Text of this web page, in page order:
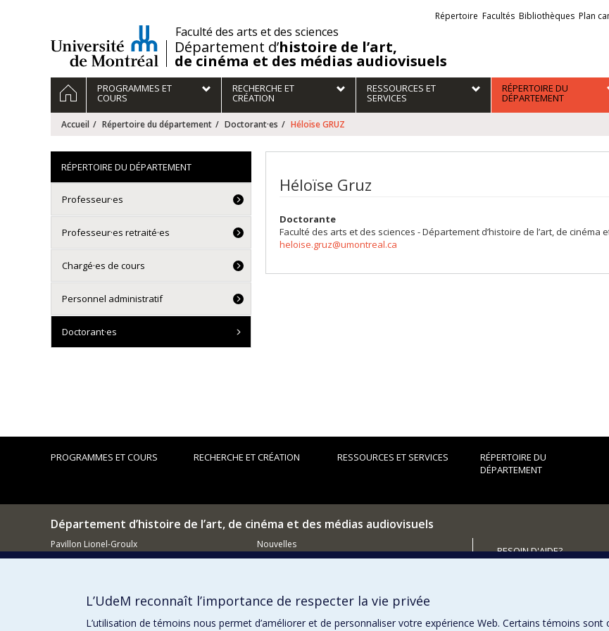
/Faculté des arts et des sciences
Département d’histoire de l’art,
de cinéma et des médias audiovisuels
Liens
externes
Répertoire Facultés Bibliothèques Plan
Navigation
principale
ACCUEILPROGRAMMES ET
COURS
RECHERCHE ET
CRÉATION
RESSOURCES ET
SERVICES
RÉPERTOIRE DU
DÉPARTEMENT
Accueil Répertoire du département Doctorant·es Héloïse GRUZ
Héloïse Gruz
Doctorante
Faculté des arts et des sciences - Département d’histoire de l’art, de cinéma
heloise.gruz@umontreal.ca
RÉPERTOIRE DU DÉPARTEMENT
Professeur·es
Professeur·es retraité·es
Chargé·es de cours
Personnel administratif
Doctorant·es
PROGRAMMES ET COURS RECHERCHE ET CRÉATION RESSOURCES ET SERVICES
RÉPERTOIRE DU
DÉPARTEMENT
Département d’histoire de l’art, de cinéma et des médias audiovisuels
Pavillon Lionel-Groulx
3150, rue Jean-Brillant
514 343-6111, poste 15482
Nouvelles
BESOIN D'AIDE?
L’UdeM reconnaît l’importance de respecter la vie privée
L’utilisation de témoins nous permet d’améliorer et de personnaliser votre expérience Web. Certains témoins